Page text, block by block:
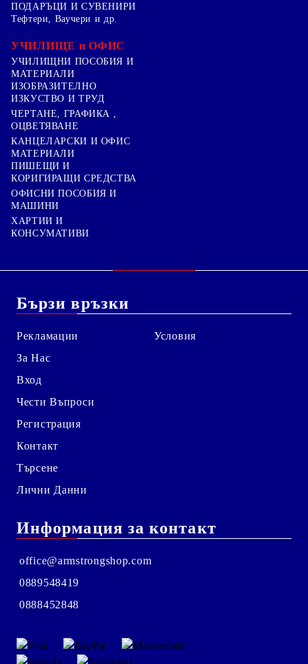
ПОДАРЪЦИ И СУВЕНИРИ
Тефтери, Ваучери и др.
УЧИЛИЩЕ и ОФИС
УЧИЛИЩНИ ПОСОБИЯ И
МАТЕРИАЛИ
ИЗОБРАЗИТЕЛНО
ИЗКУСТВО И ТРУД
ЧЕРТАНЕ, ГРАФИКА ,
ОЦВЕТЯВАНЕ
КАНЦЕЛАРСКИ И ОФИС
МАТЕРИАЛИ
ПИШЕЩИ И
КОРИГИРАЩИ СРЕДСТВА
ОФИСНИ ПОСОБИЯ И
МАШИНИ
ХАРТИИ И
КОНСУМАТИВИ
Бързи връзки
Рекламации
За Нас
Вход
Чести Въпроси
Регистрация
Контакт
Търсене
Лични Данни
Условия
Информация за контакт
office@armstrongshop.com
0889548419
0888452848